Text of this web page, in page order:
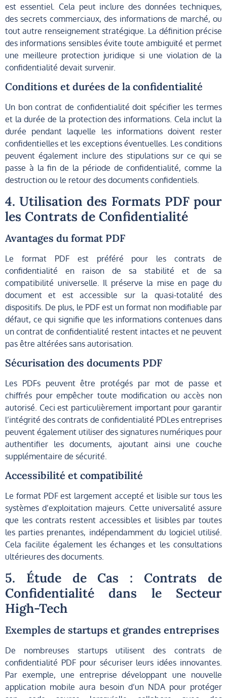
est essentiel. Cela peut inclure des données techniques,
des secrets commerciaux, des informations de marché, ou
tout autre renseignement stratégique. La définition précise
des informations sensibles évite toute ambiguïté et permet
une meilleure protection juridique si une violation de la
confidentialité devait survenir.
Conditions et durées de la confidentialité
Un bon contrat de confidentialité doit spécifier les termes
et la durée de la protection des informations. Cela inclut la
durée pendant laquelle les informations doivent rester
confidentielles et les exceptions éventuelles. Les conditions
peuvent également inclure des stipulations sur ce qui se
passe à la fin de la période de confidentialité, comme la
destruction ou le retour des documents confidentiels.
4. Utilisation des Formats PDF pour
les Contrats de Confidentialité
Avantages du format PDF
Le format PDF est préféré pour les contrats de
confidentialité en raison de sa stabilité et de sa
compatibilité universelle. Il préserve la mise en page du
document et est accessible sur la quasi-totalité des
dispositifs. De plus, le PDF est un format non modifiable par
défaut, ce qui signifie que les informations contenues dans
un contrat de confidentialité restent intactes et ne peuvent
pas être altérées sans autorisation.
Sécurisation des documents PDF
Les PDFs peuvent être protégés par mot de passe et
chiffrés pour empêcher toute modification ou accès non
autorisé. Ceci est particulièrement important pour garantir
l’intégrité des contrats de confidentialité PDLes entreprises
peuvent également utiliser des signatures numériques pour
authentifier les documents, ajoutant ainsi une couche
supplémentaire de sécurité.
Accessibilité et compatibilité
Le format PDF est largement accepté et lisible sur tous les
systèmes d’exploitation majeurs. Cette universalité assure
que les contrats restent accessibles et lisibles par toutes
les parties prenantes, indépendamment du logiciel utilisé.
Cela facilite également les échanges et les consultations
ultérieures des documents.
5. Étude de Cas : Contrats de
Confidentialité dans le Secteur
High-Tech
Exemples de startups et grandes entreprises
De nombreuses startups utilisent des contrats de
confidentialité PDF pour sécuriser leurs idées innovantes.
Par exemple, une entreprise développant une nouvelle
application mobile aura besoin d’un NDA pour protéger